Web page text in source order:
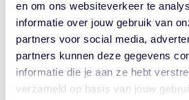
en om ons websiteverkeer te
informatie over jouw gebruik van
partners voor social media,
partners kunnen deze gegevens
informatie die je aan ze hebt
verzameld op basis van jouw
Nederland treft in de poulefase, die
september in één keer wordt
van Qatar en Spanje én een U21
Qatar weet ik niet veel”, aldus de
een goed, groot team met
spelers. Bij China spelen drie profs.